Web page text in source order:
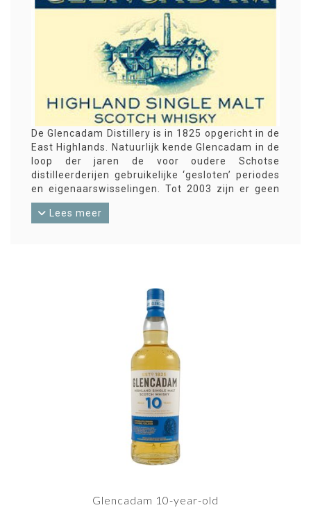
De Glencadam Distillery is in 1825 opgericht in de
East Highlands. Natuurlijk kende Glencadam in de
loop der jaren de voor oudere Schotse
distilleerderijen gebruikelijke ‘gesloten’ periodes
en eigenaarswisselingen. Tot 2003 zijn er geen
eigen bottelingen van Glencadam. In dat jaar
wordt de single malt-distilleerderij overgenomen
vóór 2003 ook niet veel onafhankelijke
bottelingen geweest van Glencadam-whisky.
Lees meer
Glencadam 10-year-old